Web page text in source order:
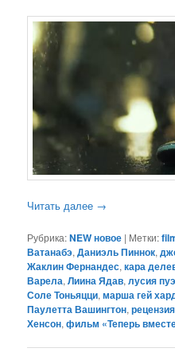
Читать далее →
Рубрика:NEW новое | Метки:
Ватанабэ,Даниэль Пиннок,
Жаклин Фернандес,кара
Варела,Лиина Ядав,лусия
Соле Тоньяцци,марша гей
Паулетта Вашингтон,рецензия
Хенсон,фильм «Теперь